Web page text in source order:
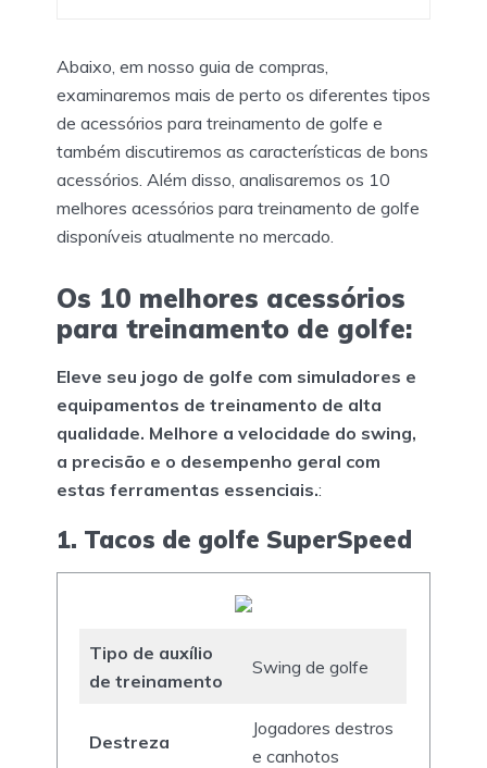
Abaixo, em nosso guia de compras,
examinaremos mais de perto os diferentes tipos
de acessórios para treinamento de golfe e
também discutiremos as características de bons
acessórios. Além disso, analisaremos os 10
melhores acessórios para treinamento de golfe
disponíveis atualmente no mercado.
Os 10 melhores acessórios
para treinamento de golfe:
Eleve seu jogo de golfe com simuladores e
equipamentos de treinamento de alta
qualidade. Melhore a velocidade do swing,
a precisão e o desempenho geral com
estas ferramentas essenciais.:
1. Tacos de golfe SuperSpeed
Tipo de auxílio
de treinamento
Swing de golfe
Destreza
Jogadores destros
e canhotos